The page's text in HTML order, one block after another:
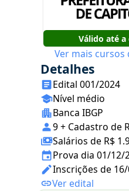
Válido até
Ver mais
Detalhes
Edital 001/2024
Nível médio
Banca IBGP
9 + Cadastro de
Salários de R$
Prova dia 01/12/
Inscrições de
Ver edital